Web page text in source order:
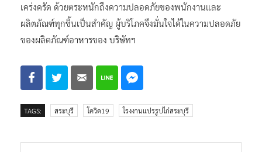
เคร่งครัด ด้วยตระหนักถึงความปลอดภัยของพนักงานและ
ผลิตภัณฑ์ทุกชิ้นเป็นสำคัญ ผู้บริโภคจึงมั่นใจได้ในความปลอดภัย
ของผลิตภัณฑ์อาหารของ บริษัทฯ
TAGS: สระบุรี โควิด19 โรงงานแปรรูปไก่สระบุรี